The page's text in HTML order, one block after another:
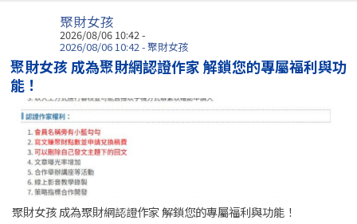
聚財女孩
2026/08/06 10:42 -
2026/08/06 10:42 - 聚財女孩
聚財女孩 成為聚財網認證作家 解鎖您的專屬福利與功
能！
聚財女孩 成為聚財網認證作家 解鎖您的專屬福利與功能！